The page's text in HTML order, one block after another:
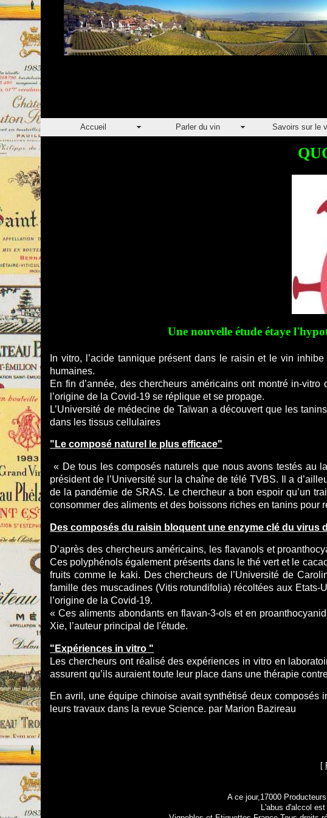
Accueil Parler du vin Savoirs sur le
Une nouvelle étude étaye
In vitro, l’acide tannique présent dans le raisin et le vin
humaines.
En fin d’année, des chercheurs américains ont montré in-
l’origine de la Covid-19 se réplique et se propage.
L’Université de médecine de Taïwan a découvert que les
dans les tissus cellulaires
"Le composé naturel le plus efficace"
« De tous les composés naturels que nous avons testés au
président de l’Université sur la chaîne de télé TVBS. Il a
de la pandémie de SRAS. Le chercheur a bon espoir qu’un
consommer des aliments et des boissons riches en tanins pour
Des composés du raisin bloquent une enzyme clé du virus
D’après des chercheurs américains, les flavanols et
Ces polyphénols également présents dans le thé vert et le
fruits comme le kaki. Des chercheurs de l’Université de
famille des muscadines (Vitis rotundifolia) récoltées aux
l’origine de la Covid-19.
« Ces aliments abondants en flavan-3-ols et en
Xie, l’auteur principal de l'étude.
"Expériences in vitro "
Les chercheurs ont réalisé des expériences in vitro en
assurent qu’ils auraient toute leur place dans une thérapie
En avril, une équipe chinoise avait synthétisé deux
leurs travaux dans la revue Science. par Marion Bazireau
[
A ce jour,17000
L'abus d'alccol